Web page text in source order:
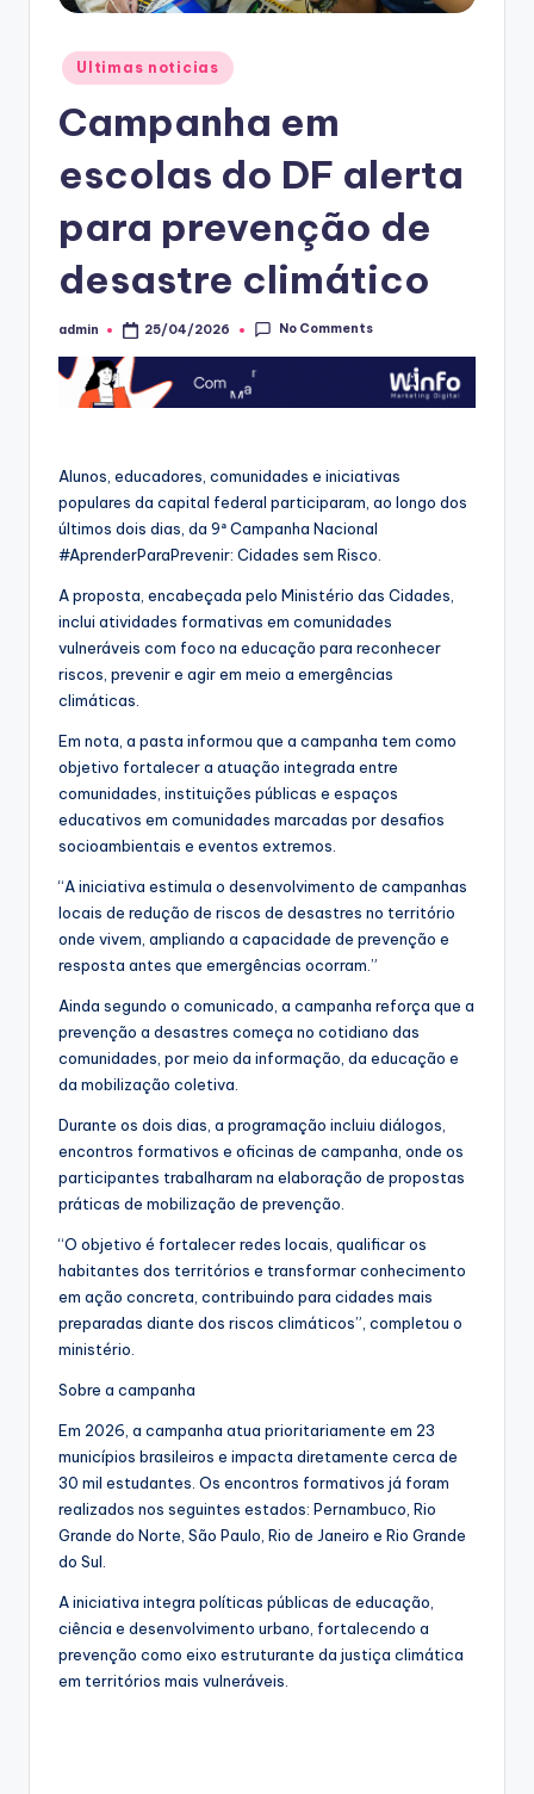
Posted
in
Ultimas noticias
Campanha em
escolas do DF alerta
para prevenção de
desastre climático
Posted
admin 25/04/2026 No Comments
Alunos, educadores, comunidades e iniciativas
populares da capital federal participaram, ao longo dos
últimos dois dias, da 9ª Campanha Nacional
#AprenderParaPrevenir: Cidades sem Risco.
A proposta, encabeçada pelo Ministério das Cidades,
inclui atividades formativas em comunidades
vulneráveis com foco na educação para reconhecer
riscos, prevenir e agir em meio a emergências
climáticas.
Em nota, a pasta informou que a campanha tem como
objetivo fortalecer a atuação integrada entre
comunidades, instituições públicas e espaços
educativos em comunidades marcadas por desafios
socioambientais e eventos extremos.
“A iniciativa estimula o desenvolvimento de campanhas
locais de redução de riscos de desastres no território
onde vivem, ampliando a capacidade de prevenção e
resposta antes que emergências ocorram.”
Ainda segundo o comunicado, a campanha reforça que a
prevenção a desastres começa no cotidiano das
comunidades, por meio da informação, da educação e
da mobilização coletiva.
Durante os dois dias, a programação incluiu diálogos,
encontros formativos e oficinas de campanha, onde os
participantes trabalharam na elaboração de propostas
práticas de mobilização de prevenção.
“O objetivo é fortalecer redes locais, qualificar os
habitantes dos territórios e transformar conhecimento
em ação concreta, contribuindo para cidades mais
preparadas diante dos riscos climáticos”, completou o
ministério.
Sobre a campanha
Em 2026, a campanha atua prioritariamente em 23
municípios brasileiros e impacta diretamente cerca de
30 mil estudantes. Os encontros formativos já foram
realizados nos seguintes estados: Pernambuco, Rio
Grande do Norte, São Paulo, Rio de Janeiro e Rio Grande
do Sul.
A iniciativa integra políticas públicas de educação,
ciência e desenvolvimento urbano, fortalecendo a
prevenção como eixo estruturante da justiça climática
em territórios mais vulneráveis.